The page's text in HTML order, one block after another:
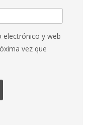
electrónico y web
vez que